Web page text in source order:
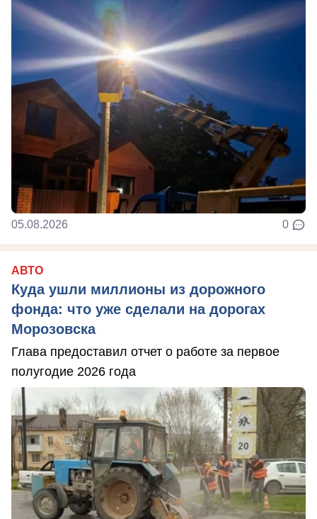
05.08.2026 0
АВТО
Куда ушли миллионы из дорожного
фонда: что уже сделали на дорогах
Морозовска
Глава предоставил отчет о работе за первое
полугодие 2026 года